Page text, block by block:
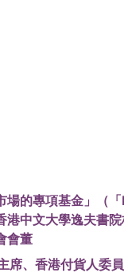
場的專項基金」（
港中文大學逸夫書
會董
席、香港付貨人委